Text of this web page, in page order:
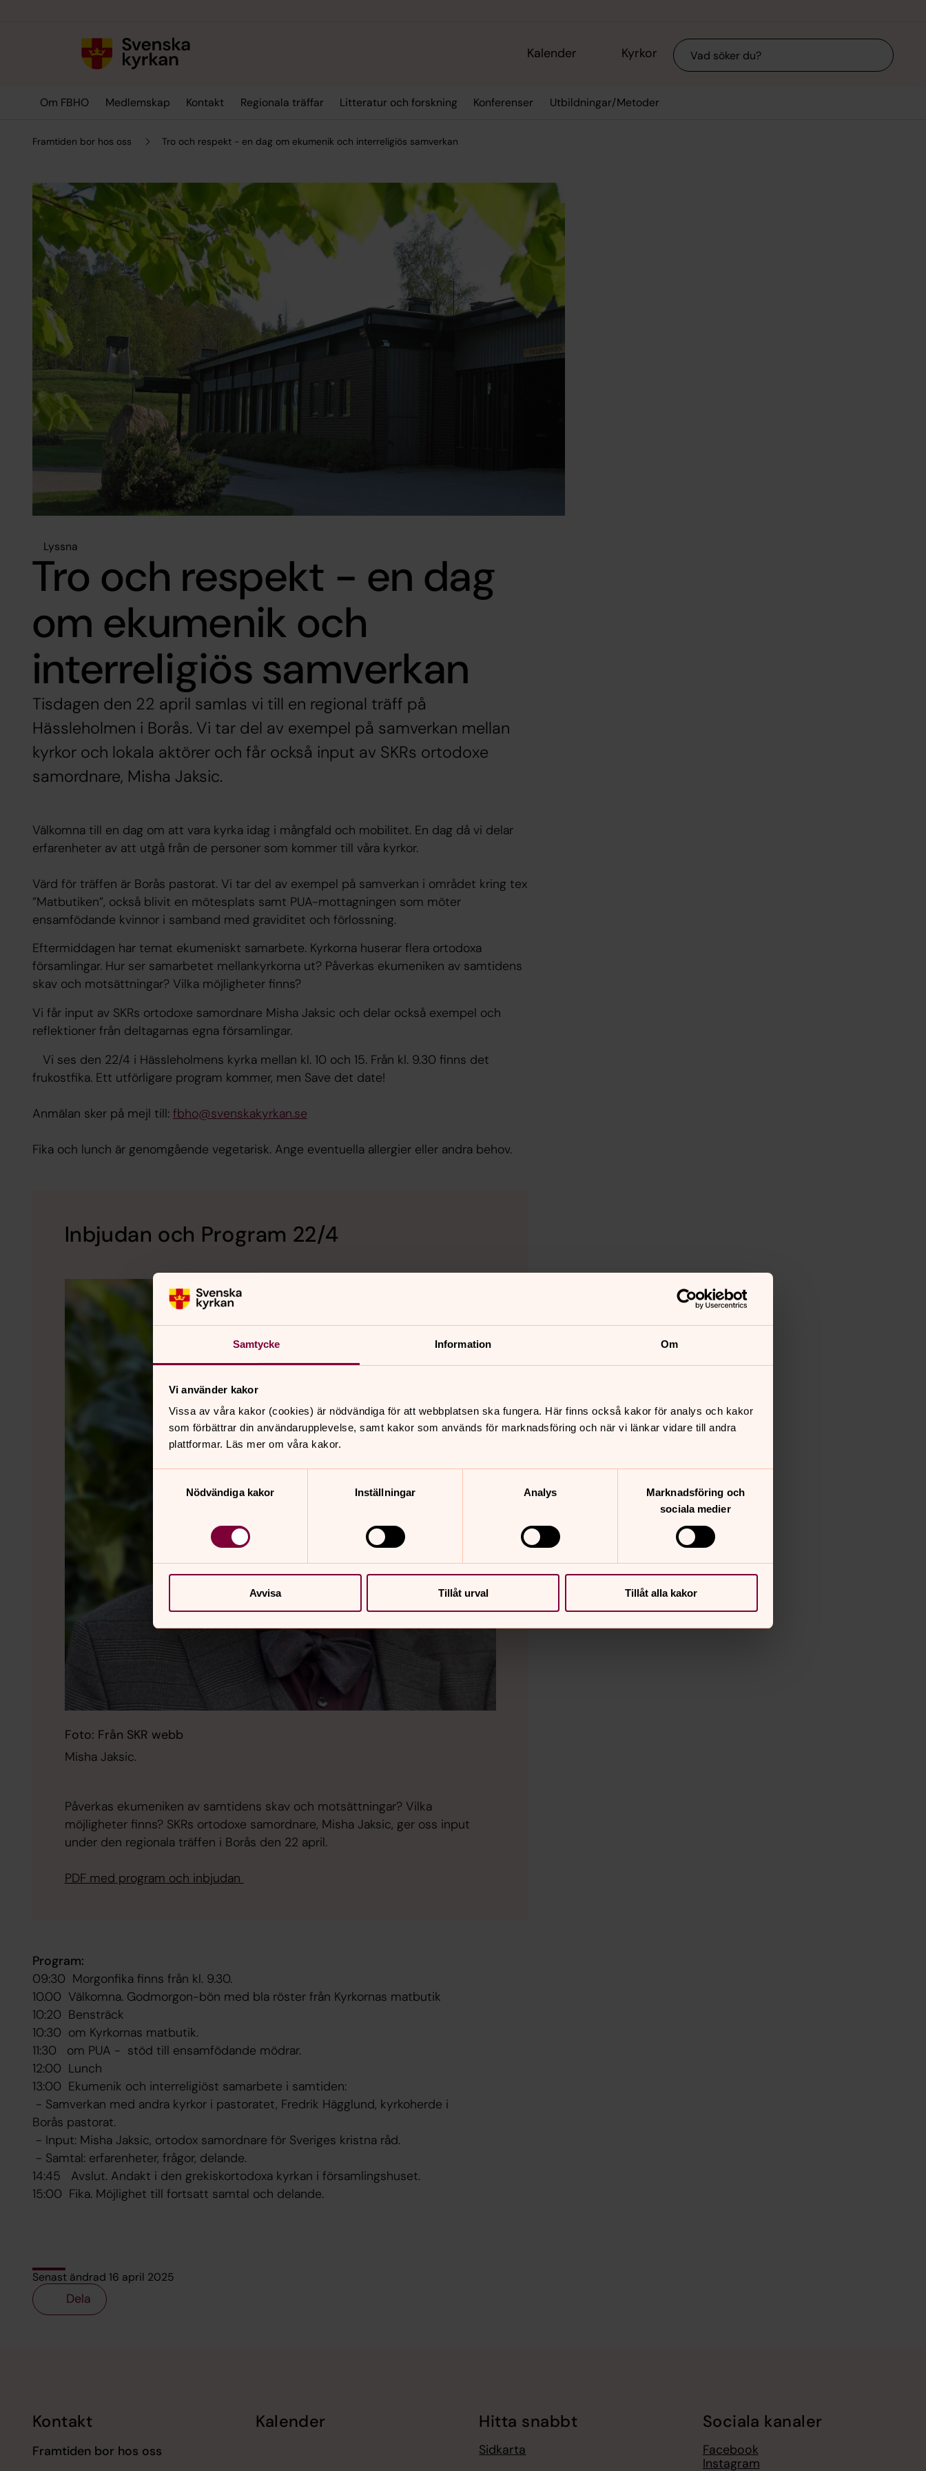
Samtycke Information Om
Vi använder kakor
Vissa av våra kakor (cookies) är nödvändiga för att webbplatsen ska fungera. Här finns också kakor för analys och kakor
som förbättrar din användarupplevelse, samt kakor som används för marknadsföring och när vi länkar vidare till andra
plattformar. Läs mer om våra kakor.
Nödvändiga kakor
Inställningar Analys
Marknadsföring och
sociala medier
Avvisa Tillåt urval Tillåt alla kakor
Kalender Kyrkor Sök
Om FBHO Medlemskap Kontakt Regionala träffar Litteratur och forskning Konferenser Utbildningar/Metoder
Framtiden bor hos oss Tro och respekt - en dag om ekumenik och interreligiös samverkan
Lyssna
Tro och respekt - en dag
om ekumenik och
interreligiös samverkan
Tisdagen den 22 april samlas vi till en regional träff på
Hässleholmen i Borås. Vi tar del av exempel på samverkan mellan
kyrkor och lokala aktörer och får också input av SKRs ortodoxe
samordnare, Misha Jaksic.
Välkomna till en dag om att vara kyrka idag i mångfald och mobilitet. En dag då vi delar
erfarenheter av att utgå från de personer som kommer till våra kyrkor.
Värd för träffen är Borås pastorat. Vi tar del av exempel på samverkan i området kring tex
”Matbutiken”, också blivit en mötesplats samt PUA-mottagningen som möter
ensamfödande kvinnor i samband med graviditet och förlossning.
Eftermiddagen har temat ekumeniskt samarbete. Kyrkorna huserar flera ortodoxa
församlingar. Hur ser samarbetet mellankyrkorna ut? Påverkas ekumeniken av samtidens
skav och motsättningar? Vilka möjligheter finns?
Vi får input av SKRs ortodoxe samordnare Misha Jaksic och delar också exempel och
reflektioner från deltagarnas egna församlingar.
Vi ses den 22/4 i Hässleholmens kyrka mellan kl. 10 och 15. Från kl. 9.30 finns det
frukostfika. Ett utförligare program kommer, men Save det date!
Anmälan sker på mejl till: fbho@svenskakyrkan.se
Fika och lunch är genomgående vegetarisk. Ange eventuella allergier eller andra behov.
Inbjudan och Program 22/4
Foto: Från SKR webb
Misha Jaksic.
Påverkas ekumeniken av samtidens skav och motsättningar? Vilka
möjligheter finns? SKRs ortodoxe samordnare, Misha Jaksic, ger oss input
under den regionala träffen i Borås den 22 april.
PDF med program och inbjudan
Program:
09:30 Morgonfika finns från kl. 9.30.
10.00 Välkomna. Godmorgon-bön med bla röster från Kyrkornas matbutik
10:20 Bensträck
10:30 om Kyrkornas matbutik.
11:30 om PUA - stöd till ensamfödande mödrar.
12:00 Lunch
13:00 Ekumenik och interreligiöst samarbete i samtiden:
- Samverkan med andra kyrkor i pastoratet, Fredrik Hägglund, kyrkoherde i
Borås pastorat.
- Input: Misha Jaksic, ortodox samordnare för Sveriges kristna råd.
- Samtal: erfarenheter, frågor, delande.
14:45 Avslut. Andakt i den grekiskortodoxa kyrkan i församlingshuset.
15:00 Fika. Möjlighet till fortsatt samtal och delande.
Senast ändrad 16 april 2025
Dela
Kontakt
Framtiden bor hos oss
Kalender Hitta snabbt
Sidkarta
Sociala kanaler
Facebook
Instagram